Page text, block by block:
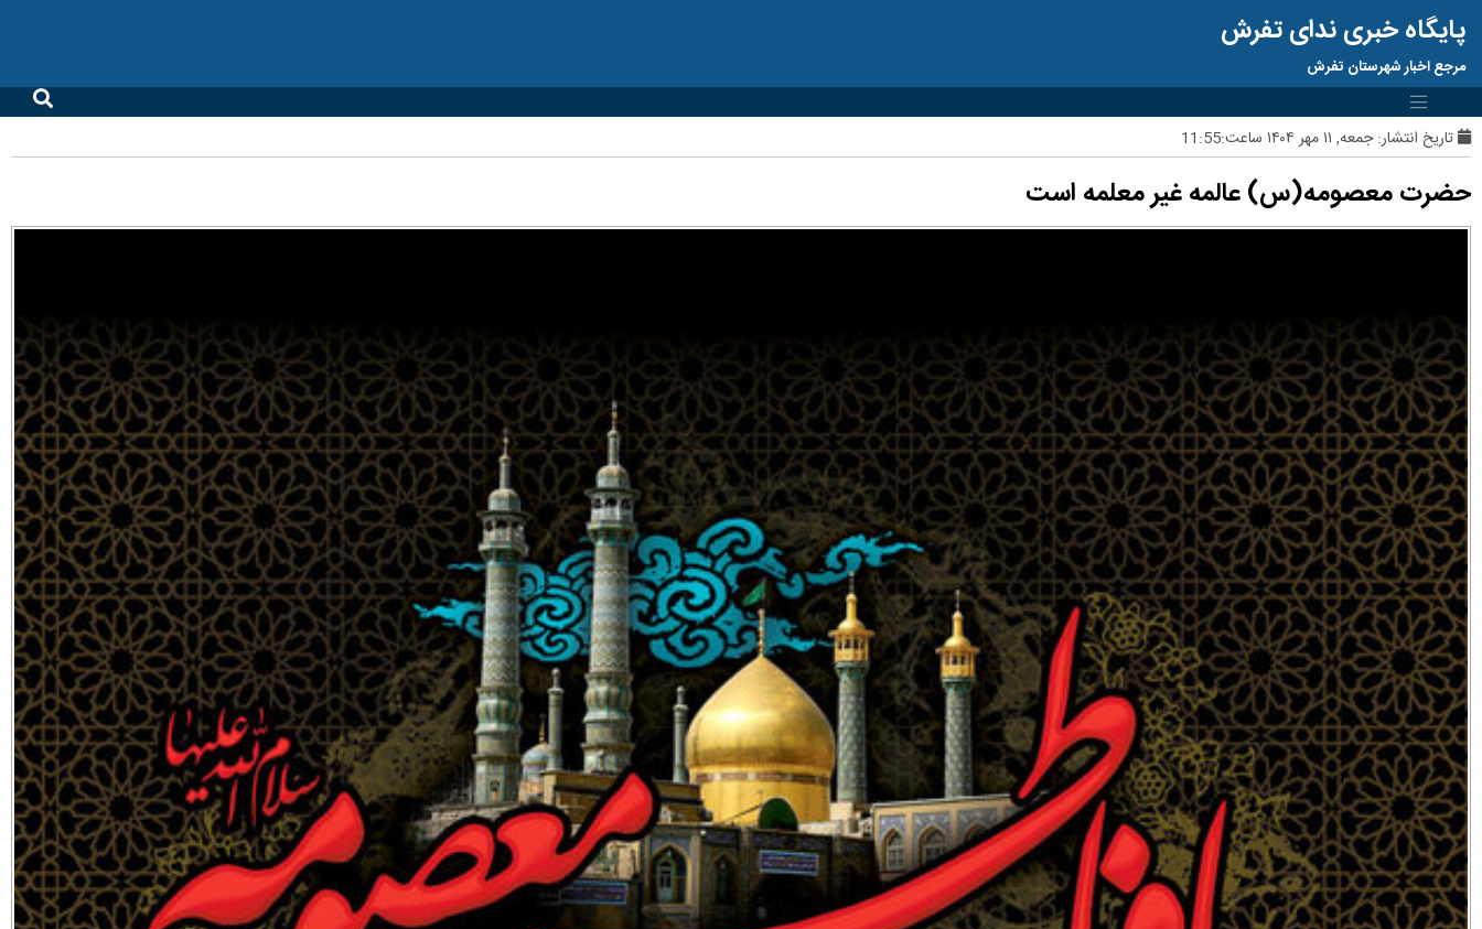
پایگاه خبری ندای تفرش
مرجع اخبار شهرستان تفرش
تاریخ انتشار:جمعه, ۱۱ مهر ۱۴۰۴ ساعت:11:55
حضرت معصومه(س) عالمه غیر معلمه است